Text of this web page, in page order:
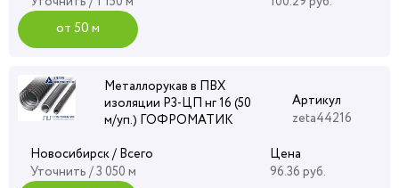
от 50 м
Металлорукав в ПВХ
изоляции Р3-ЦП нг 16 (50
м/уп.) ГОФРОМАТИК
Артикул
zeta44216
Новосибирск / Всего
Уточнить / 3 050 м
Цена
96.36 руб.